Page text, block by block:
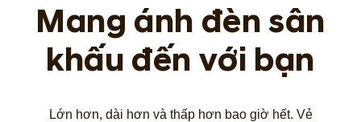
Mang ánh đèn sân
khấu đến với bạn
Lớn hơn, dài hơn và thấp hơn bao giờ hết. Vẻ